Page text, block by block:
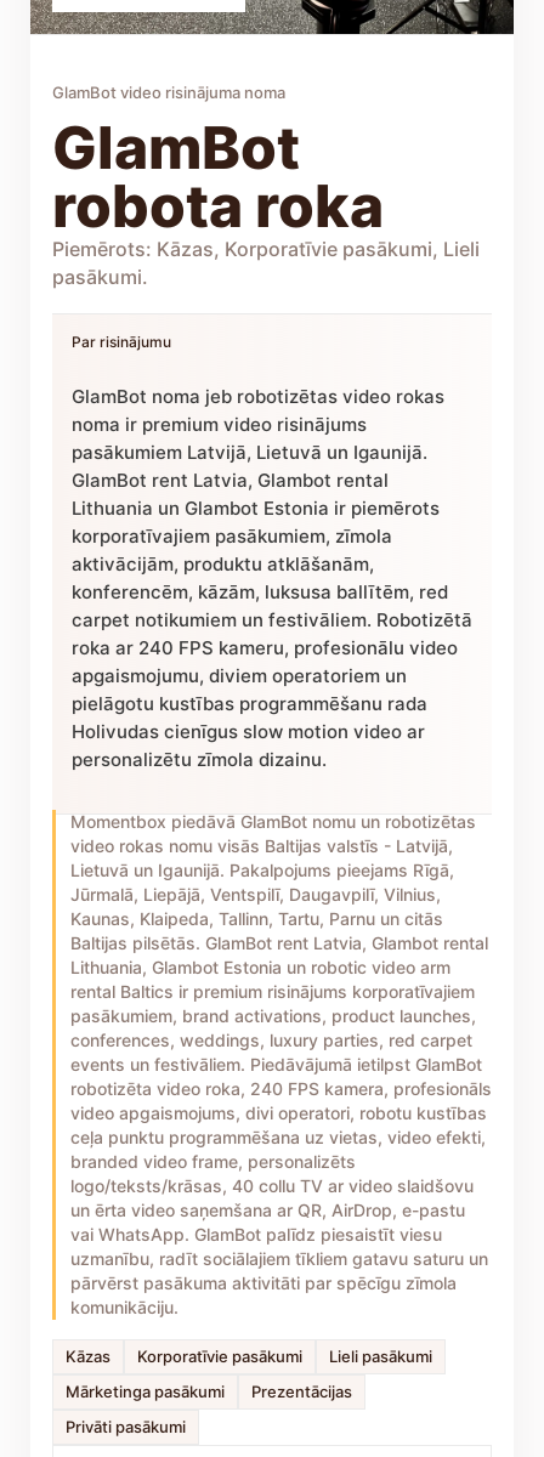
GlamBot video risinājuma noma
GlamBot
robota roka
Piemērots: Kāzas, Korporatīvie pasākumi, Lieli
pasākumi.
Par risinājumu
GlamBot noma jeb robotizētas video rokas
noma ir premium video risinājums
pasākumiem Latvijā, Lietuvā un Igaunijā.
GlamBot rent Latvia, Glambot rental
Lithuania un Glambot Estonia ir piemērots
korporatīvajiem pasākumiem, zīmola
aktivācijām, produktu atklāšanām,
konferencēm, kāzām, luksusa ballītēm, red
carpet notikumiem un festivāliem. Robotizētā
roka ar 240 FPS kameru, profesionālu video
apgaismojumu, diviem operatoriem un
pielāgotu kustības programmēšanu rada
Holivudas cienīgus slow motion video ar
personalizētu zīmola dizainu.
Momentbox piedāvā GlamBot nomu un robotizētas
video rokas nomu visās Baltijas valstīs - Latvijā,
Lietuvā un Igaunijā. Pakalpojums pieejams Rīgā,
Jūrmalā, Liepājā, Ventspilī, Daugavpilī, Vilnius,
Kaunas, Klaipeda, Tallinn, Tartu, Parnu un citās
Baltijas pilsētās. GlamBot rent Latvia, Glambot rental
Lithuania, Glambot Estonia un robotic video arm
rental Baltics ir premium risinājums korporatīvajiem
pasākumiem, brand activations, product launches,
conferences, weddings, luxury parties, red carpet
events un festivāliem. Piedāvājumā ietilpst GlamBot
robotizēta video roka, 240 FPS kamera, profesionāls
video apgaismojums, divi operatori, robotu kustības
ceļa punktu programmēšana uz vietas, video efekti,
branded video frame, personalizēts
logo/teksts/krāsas, 40 collu TV ar video slaidšovu
un ērta video saņemšana ar QR, AirDrop, e-pastu
vai WhatsApp. GlamBot palīdz piesaistīt viesu
uzmanību, radīt sociālajiem tīkliem gatavu saturu un
pārvērst pasākuma aktivitāti par spēcīgu zīmola
komunikāciju.
Kāzas Korporatīvie pasākumi
Lieli pasākumi
Mārketinga pasākumi
Prezentācijas
Privāti pasākumi